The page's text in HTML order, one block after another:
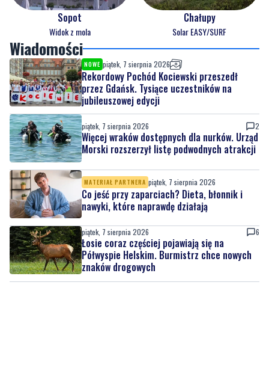
Sopot
Widok z mola
Chałupy
Solar EASY/SURF
Wiadomości
NOWE piątek, 7 sierpnia 2026
Rekordowy Pochód Kociewski przeszedł
przez Gdańsk. Tysiące uczestników na
jubileuszowej edycji
piątek, 7 sierpnia 2026 2
Więcej wraków dostępnych dla nurków. Urząd
Morski rozszerzył listę podwodnych atrakcji
MATERIAŁ PARTNERA piątek, 7 sierpnia 2026
Co jeść przy zaparciach? Dieta, błonnik i
nawyki, które naprawdę działają
piątek, 7 sierpnia 2026 6
Łosie coraz częściej pojawiają się na
Półwyspie Helskim. Burmistrz chce nowych
znaków drogowych